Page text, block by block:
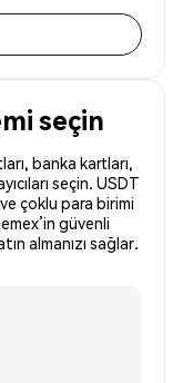
seçin
banka kartları,
seçin. USDT
çoklu para birimi
güvenli
almanızı sağlar.